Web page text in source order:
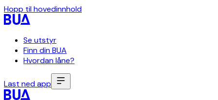
Hopp til hovedinnhold
Se utstyr
Finn din BUA
Hvordan låne?
Last ned app